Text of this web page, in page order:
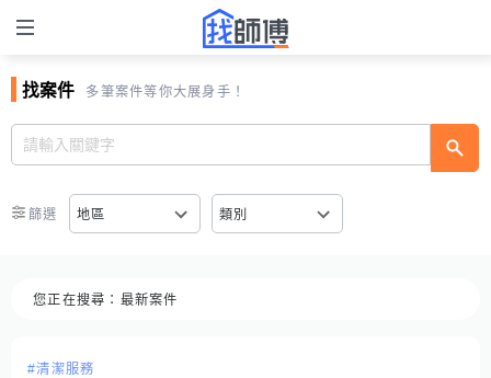
找案件 多筆案件等你大展身手！
篩選 地區 類別
您正在搜尋： 最新案件
#清潔服務